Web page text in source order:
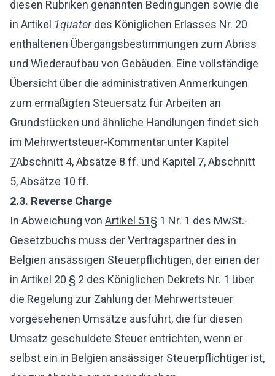
diesen Rubriken genannten Bedingungen sowie die
in Artikel 1quaterdes Königlichen Erlasses Nr. 20
enthaltenen Übergangsbestimmungen zum Abriss
und Wiederaufbau von Gebäuden. Eine vollständige
Übersicht über die administrativen Anmerkungen
zum ermäßigten Steuersatz für Arbeiten an
Grundstücken und ähnliche Handlungen findet sich
im Mehrwertsteuer-Kommentar unter Kapitel
7Abschnitt 4, Absätze 8 ff. und Kapitel 7, Abschnitt
5, Absätze 10 ff.
2.3. Reverse Charge
In Abweichung von Artikel 51§ 1 Nr. 1 des MwSt.-
Gesetzbuchs muss der Vertragspartner des in
Belgien ansässigen Steuerpflichtigen, der einen der
in Artikel 20 § 2 des Königlichen Dekrets Nr. 1 über
die Regelung zur Zahlung der Mehrwertsteuer
vorgesehenen Umsätze ausführt, die für diesen
Umsatz geschuldete Steuer entrichten, wenn er
selbst ein in Belgien ansässiger Steuerpflichtiger ist,